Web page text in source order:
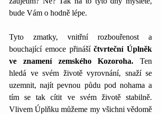
bude Vám o hodně lépe.
Tyto zmatky, vnitřní rozbouřenost a
bouchající emoce přináší čtvrteční Úplněk
ve znamení zemského Kozoroha. Ten
hledá ve svém životě vyrovnání, snaží se
uzemnit, najít pevnou půdu pod nohama a
tím se tak cítit ve svém životě stabilně.
Vlivem Úplňku můžeme my všichni vědomě